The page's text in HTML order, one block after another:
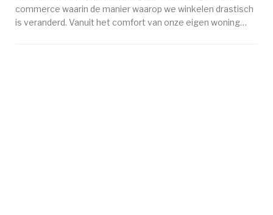
commerce waarin de manier waarop we winkelen drastisch
is veranderd. Vanuit het comfort van onze eigen woning…